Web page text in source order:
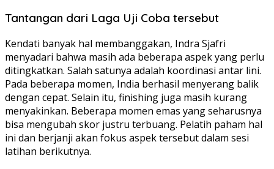
Tantangan dari Laga Uji Coba tersebut
Kendati banyak hal membanggakan, Indra Sjafri
menyadari bahwa masih ada beberapa aspek yang perlu
ditingkatkan. Salah satunya adalah koordinasi antar lini.
Pada beberapa momen, India berhasil menyerang balik
dengan cepat. Selain itu, finishing juga masih kurang
menyakinkan. Beberapa momen emas yang seharusnya
bisa mengubah skor justru terbuang. Pelatih paham hal
ini dan berjanji akan fokus aspek tersebut dalam sesi
latihan berikutnya.